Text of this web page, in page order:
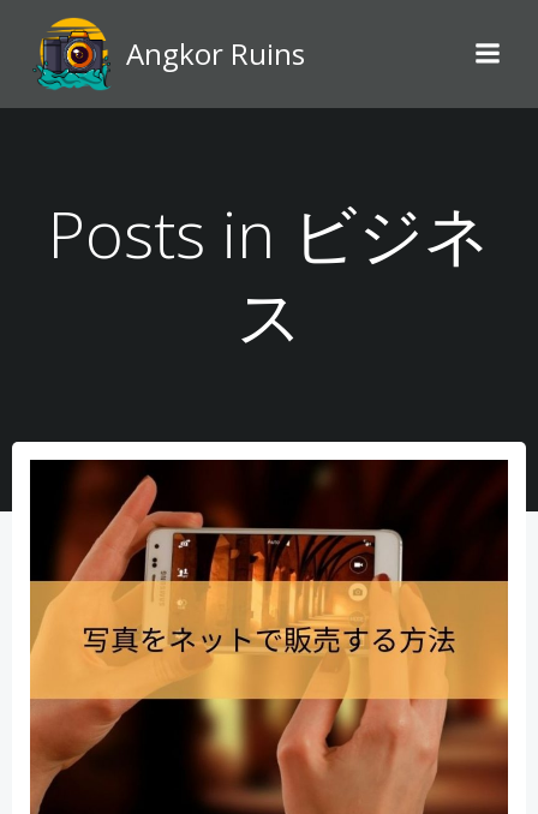
to
content
Angkor Ruins
Posts in ビジネ
ス